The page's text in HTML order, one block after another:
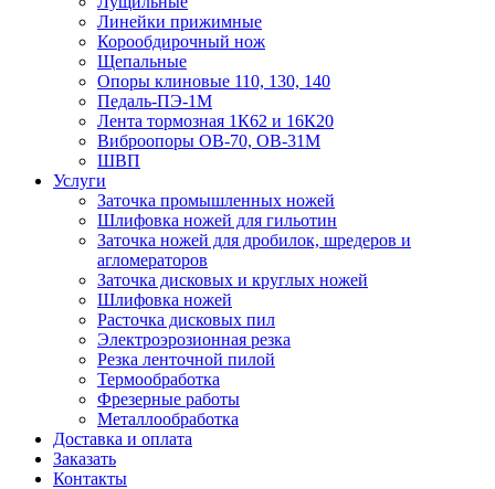
Линейки прижимные
Корообдирочный нож
Щепальные
Опоры клиновые 110, 130, 140
Педаль-ПЭ-1М
Лента тормозная 1К62 и 16К20
Виброопоры OB-70, OB-31M
ШВП
Услуги
Заточка промышленных ножей
Шлифовка ножей для гильотин
Заточка ножей для дробилок, шредеров и
агломераторов
Заточка дисковых и круглых ножей
Шлифовка ножей
Расточка дисковых пил
Электроэрозионная резка
Резка ленточной пилой
Термообработка
Фрезерные работы
Металлообработка
Доставка и оплата
Заказать
Контакты